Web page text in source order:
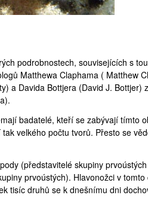
podrobnostech, souvisejících s
Matthewa Claphama ( Matthew
) a Davida Bottjera (David J. Bottjer)
).
badatelé, kteří se zabývají tímto
tak velkého počtu tvorů. Přesto se
(představitelé skupiny
prvoústých). Hlavonožci v
tisíc druhů se k dnešnímu dni